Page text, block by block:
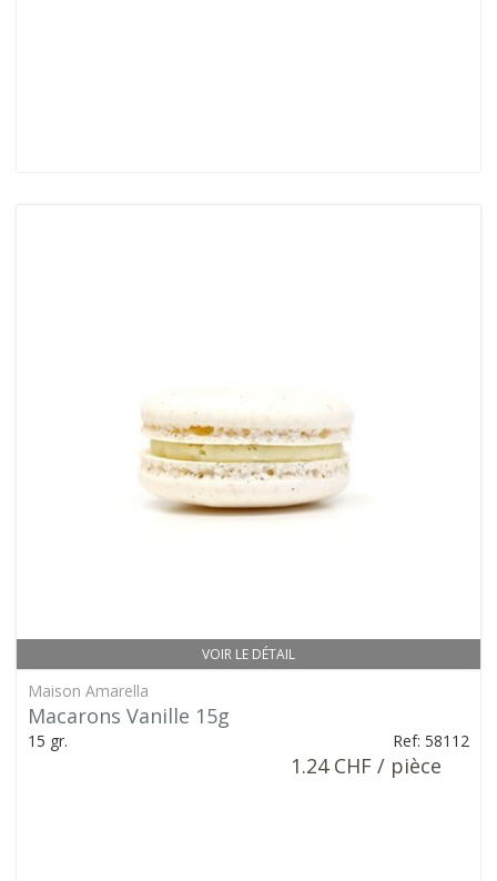
VOIR LE DÉTAIL
Maison Amarella
Macarons Vanille 15g
15 gr. Ref: 58112
1.24 CHF / pièce